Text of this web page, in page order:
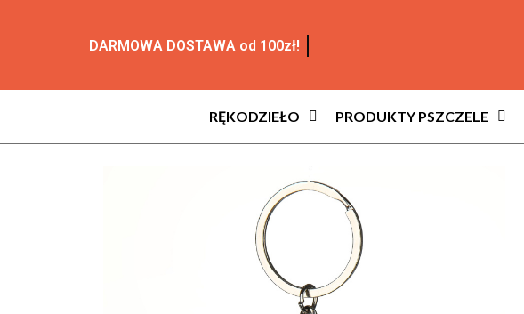
DARMOWA DOSTAWA od 100zł!
RĘKODZIEŁO PRODUKTY PSZCZELE